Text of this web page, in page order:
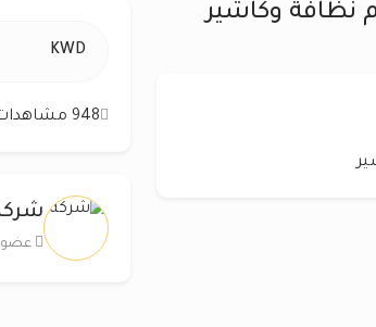
وكاشير
KWD
948 مشاهدات
عضو